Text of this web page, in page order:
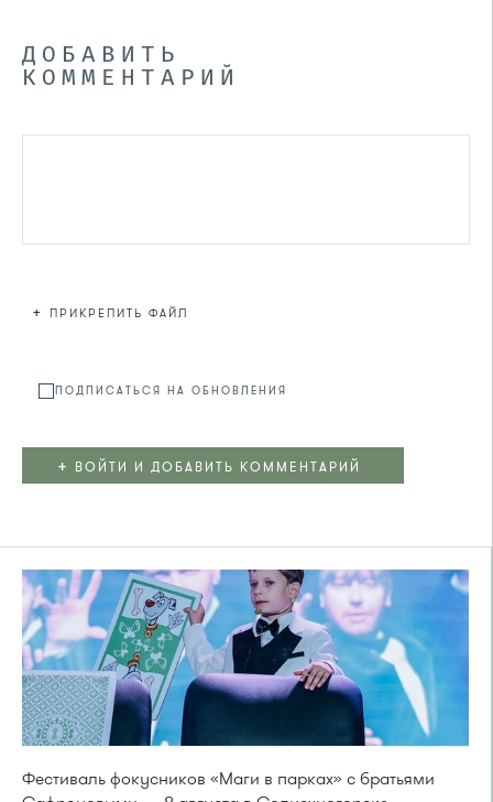
ДОБАВИТЬ
КОММЕНТАРИЙ
+ ПРИКРЕПИТЬ ФАЙЛ
ПОДПИСАТЬСЯ НА ОБНОВЛЕНИЯ
+ ВОЙТИ И ДОБАВИТЬ КОММЕНТАРИЙ
Фестиваль фокусников «Маги в парках» с братьями